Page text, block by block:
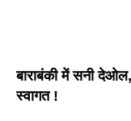
बाराबंकी में सनी
स्वागत !